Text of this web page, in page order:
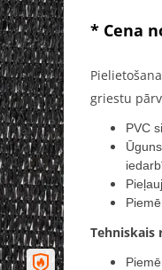
* Cena
griestu
PVC
Tehniskais